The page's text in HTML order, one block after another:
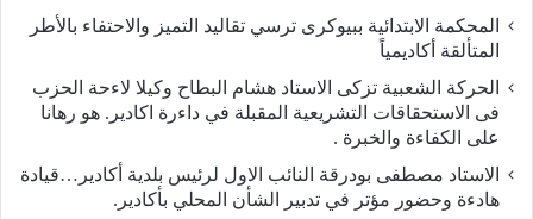
المحكمة الابتدائية ببيوكرى ترسي تقاليد التميز والاحتفاء بالأطر
المتألقة أكاديمياً
الحركة الشعبية تزكى الاستاد هشام البطاح وكيلا لاءحة الحزب
فى الاستحقاقات التشريعية المقبلة في داءرة اكادير. هو رهانا
على الكفاءة والخبرة .
الاستاد مصطفى بودرقة النائب الاول لرئيس بلدية أكادير…قيادة
هادءة وحضور مؤتر في تدبير الشأن المحلي بأكادير.